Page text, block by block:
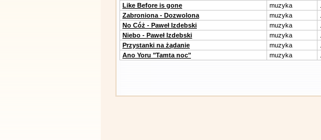
Like Before is gone
muzyka
Zabroniona - Dozwolona
muzyka
No Cóż - Paweł Izdebski
muzyka
Niebo - Paweł Izdebski
muzyka
Przystanki na żądanie
muzyka
Ano Yoru "Tamta noc"
muzyka